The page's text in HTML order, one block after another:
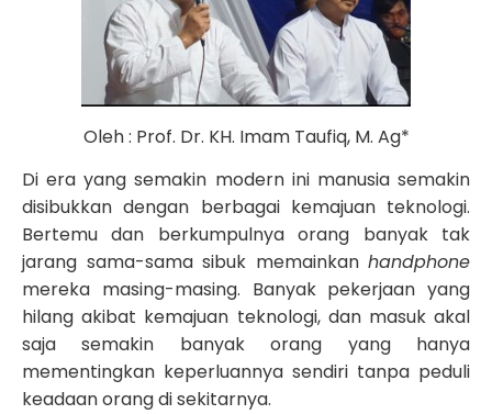
Oleh : Prof. Dr. KH. Imam Taufiq, M. Ag*
Di era yang semakin modern ini manusia semakin
disibukkan dengan berbagai kemajuan teknologi.
Bertemu dan berkumpulnya orang banyak tak
jarang sama-sama sibuk memainkan handphone
mereka masing-masing. Banyak pekerjaan yang
hilang akibat kemajuan teknologi, dan masuk akal
saja semakin banyak orang yang hanya
mementingkan keperluannya sendiri tanpa peduli
keadaan orang di sekitarnya.